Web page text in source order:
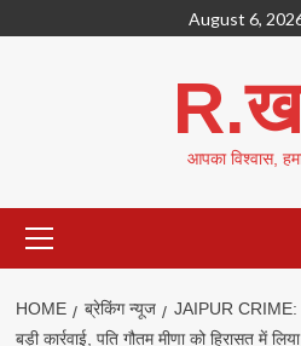
to
August 6,
आपका विश्वास,
Menu
HOME ब्रेकिंग न्यूज
JAIPUR CRIME:
बड़ी कार्रवाई, पति गौतम मीणा को हिरासत में लिया